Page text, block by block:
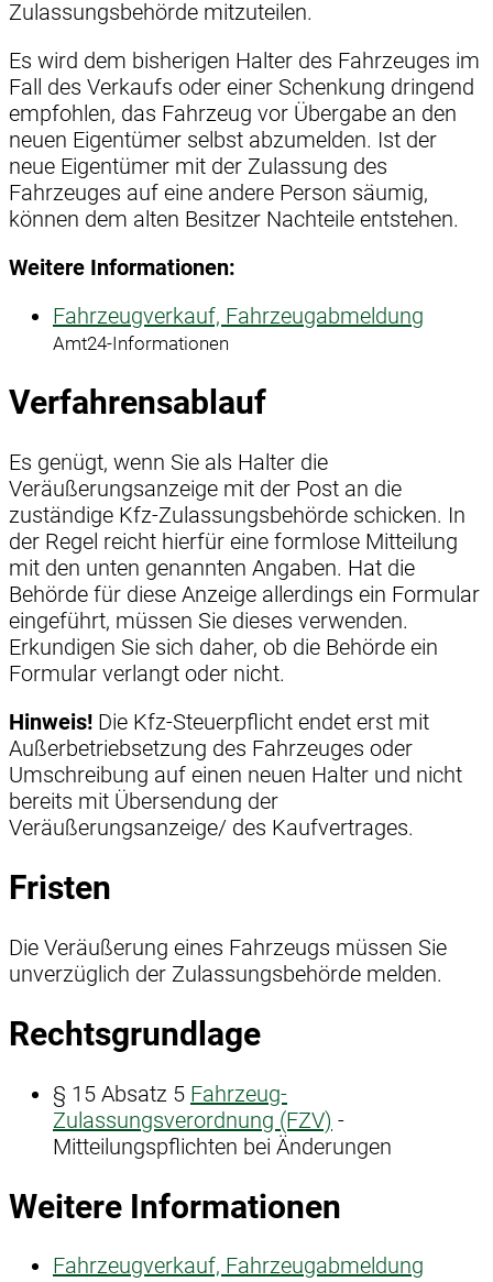
Zulassungsbehörde mitzuteilen.
Es wird dem bisherigen Halter des Fahrzeuges im
Fall des Verkaufs oder einer Schenkung dringend
empfohlen, das Fahrzeug vor Übergabe an den
neuen Eigentümer selbst abzumelden. Ist der
neue Eigentümer mit der Zulassung des
Fahrzeuges auf eine andere Person säumig,
können dem alten Besitzer Nachteile entstehen.
Weitere Informationen:
Fahrzeugverkauf, Fahrzeugabmeldung
Amt24-Informationen
Verfahrensablauf
Es genügt, wenn Sie als Halter die
Veräußerungsanzeige mit der Post an die
zuständige Kfz-Zulassungsbehörde schicken. In
der Regel reicht hierfür eine formlose Mitteilung
mit den unten genannten Angaben. Hat die
Behörde für diese Anzeige allerdings ein Formular
eingeführt, müssen Sie dieses verwenden.
Erkundigen Sie sich daher, ob die Behörde ein
Formular verlangt oder nicht.
Hinweis! Die Kfz-Steuerpflicht endet erst mit
Außerbetriebsetzung des Fahrzeuges oder
Umschreibung auf einen neuen Halter und nicht
bereits mit Übersendung der
Veräußerungsanzeige/ des Kaufvertrages.
Fristen
Die Veräußerung eines Fahrzeugs müssen Sie
unverzüglich der Zulassungsbehörde melden.
Rechtsgrundlage
§ 15 Absatz 5 Fahrzeug-
Zulassungsverordnung (FZV) -
Mitteilungspflichten bei Änderungen
Weitere Informationen
Fahrzeugverkauf, Fahrzeugabmeldung